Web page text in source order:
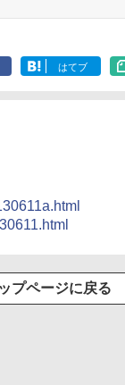
はてブ
ップページに戻る